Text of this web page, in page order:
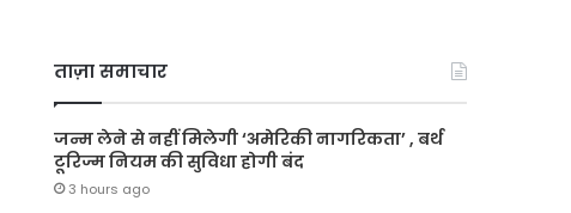
ताज़ा समाचार
जन्म लेने से नहीं मिलेगी ‘अमेरिकी नागरिकता’ , बर्थ
टूरिज्म नियम की सुविधा होगी बंद
3 hours ago